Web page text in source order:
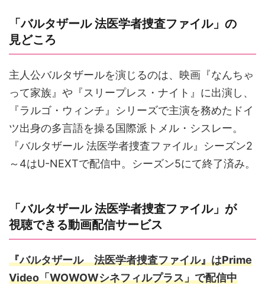
「バルタザール 法医学者捜査ファイル」の
見どころ
主人公バルタザールを演じるのは、映画『なんちゃ
って家族』や『スリープレス・ナイト』に出演し、
『ラルゴ・ウィンチ』シリーズで主演を務めたドイ
ツ出身の多言語を操る国際派トメル・シスレー。
『バルタザール 法医学者捜査ファイル』シーズン2
～4はU-NEXTで配信中。シーズン5にて終了済み。
「バルタザール 法医学者捜査ファイル」が
視聴できる動画配信サービス
『バルタザール 法医学者捜査ファイル』はPrime
Video「WOWOWシネフィルプラス」で配信中